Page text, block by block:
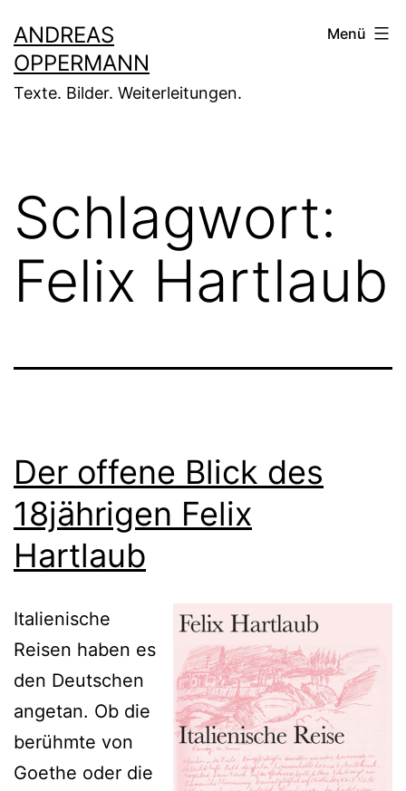
Inhalt
springen
ANDREAS
OPPERMANN
Texte. Bilder. Weiterleitungen.
Menü
Schlagwort:
Felix Hartlaub
Der offene Blick des
18jährigen Felix
Hartlaub
Italienische
Reisen haben es
den Deutschen
angetan. Ob die
berühmte von
Goethe oder die